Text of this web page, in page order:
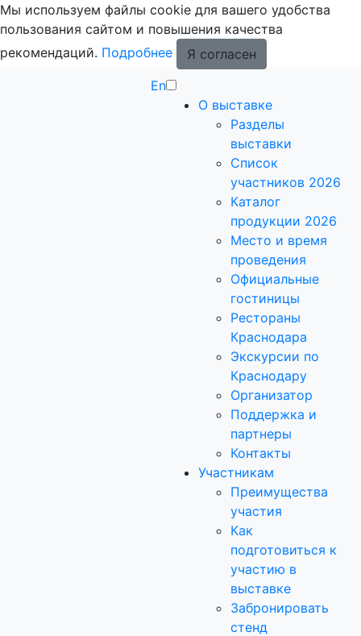
Мы используем файлы cookie для вашего удобства
пользования сайтом и повышения качества
рекомендаций. Подробнее
Я согласен
En
О выставке
Разделы
выставки
Список
участников 2026
Каталог
продукции 2026
Место и время
проведения
Официальные
гостиницы
Рестораны
Краснодара
Экскурсии по
Краснодару
Организатор
Поддержка и
партнеры
Контакты
Участникам
Преимущества
участия
Как
подготовиться к
участию в
выставке
Забронировать
стенд